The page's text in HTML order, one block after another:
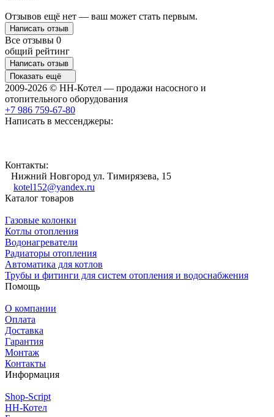
Отзывов ещё нет — ваш может стать первым.
Написать отзыв
Все отзывы 0
общий рейтинг
Написать отзыв
Показать ещё
2009-2026 © НН-Котел — продажи насосного и
отопительного оборудования
+7 986 759-67-80
Написать в мессенджеры:
Контакты:
Нижний Новгород ул. Тимирязева, 15
kotel152@yandex.ru
Каталог товаров
Газовые колонки
Котлы отопления
Водонагреватели
Радиаторы отопления
Автоматика для котлов
Трубы и фитинги для систем отопления и водоснабжения
Помощь
О компании
Оплата
Доставка
Гарантия
Монтаж
Контакты
Информация
Shop-Script
НН-Котел